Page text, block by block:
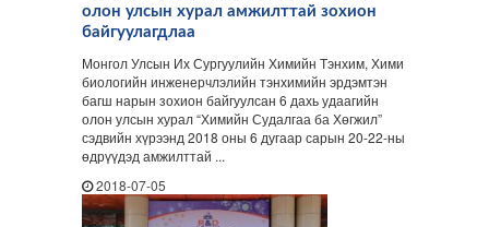
олон улсын хурал амжилттай зохион
байгуулагдлаа
Монгол Улсын Их Сургуулийн Химийн Тэнхим, Хими
биологийн инженерчлэлийн тэнхимийн эрдэмтэн
багш нарын зохион байгуулсан 6 дахь удаагийн
олон улсын хурал “Химийн Судалгаа ба Хөгжил”
сэдвийн хүрээнд 2018 оны 6 дугаар сарын 20-22-ны
өдрүүдэд амжилттай ...
2018-07-05